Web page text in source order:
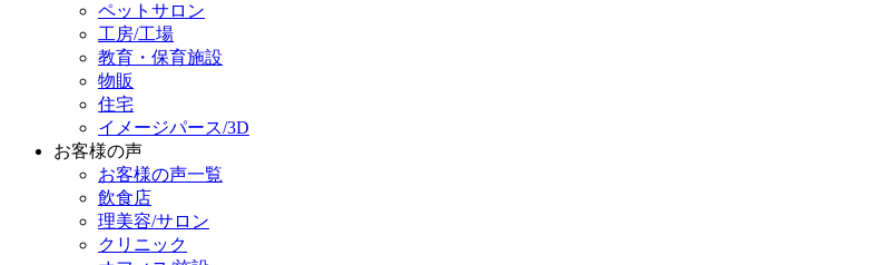
ペットサロン
工房/工場
教育・保育施設
物販
住宅
イメージパース/3D
お客様の声
お客様の声一覧
飲食店
理美容/サロン
クリニック